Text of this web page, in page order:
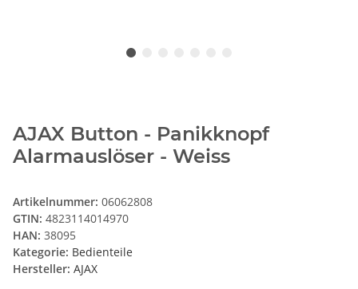
AJAX Button - Panikknopf
Alarmauslöser - Weiss
Artikelnummer: 06062808
GTIN: 4823114014970
HAN: 38095
Kategorie: Bedienteile
Hersteller: AJAX